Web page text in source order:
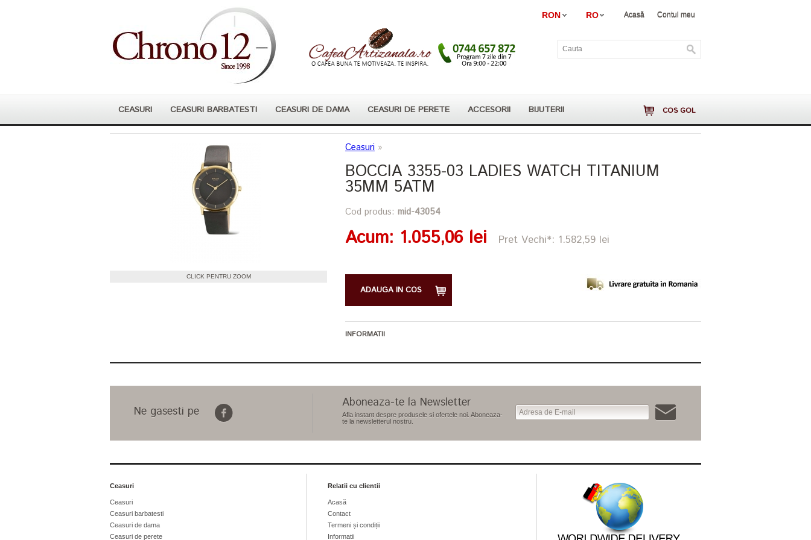
RON RO Acasă Contul meu
CEASURI CEASURI BARBATESTI CEASURI DE DAMA CEASURI DE PERETE ACCESORII BIJUTERII COS GOL
CLICK PENTRU ZOOM
Ceasuri »
BOCCIA 3355-03 LADIES WATCH TITANIUM
35MM 5ATM
Cod produs: mid-43054
Acum: 1.055,06 lei Pret Vechi*: 1.582,59 lei
ADAUGA IN COS
INFORMATII
Ne gasesti pe
Aboneaza-te la Newsletter
Afla instant despre produsele si ofertele noi. Aboneaza-
te la newsletterul nostru.
Ceasuri
Ceasuri
Ceasuri barbatesti
Ceasuri de dama
Ceasuri de perete
Relatii cu clientii
Acasă
Contact
Termeni și condiții
Informatii